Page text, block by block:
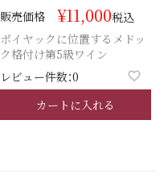
販売価格 ¥11,000税込
ポイヤックに位置するメドッ
ク格付け第5級ワイン
レビュー件数：0
カートに入れる